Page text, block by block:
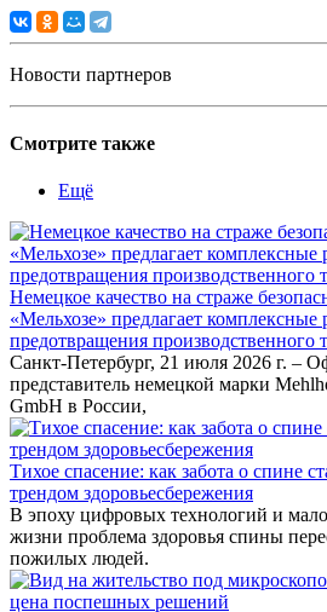
Новости партнеров
Смотрите также
Ещё
Немецкое качество на страже
«Мельхозе» предлагает комплексные
предотвращения производственного
Санкт-Петербург, 21 июля 2026 г. –
представитель немецкой марки
GmbH в России,
Тихое спасение: как забота о спине
трендом здоровьесбережения
В эпоху цифровых технологий и
жизни проблема здоровья спины
пожилых людей.